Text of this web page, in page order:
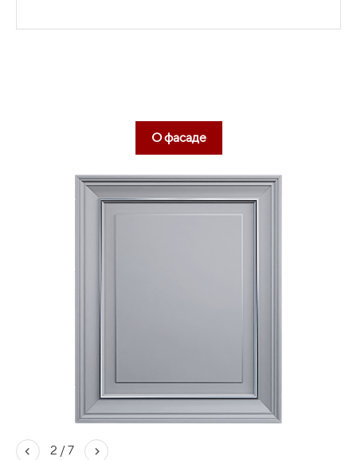
ШКАФ ДЛЯ ЗАПАСОВ (SPACE TOWER)
О фасаде
2 /7